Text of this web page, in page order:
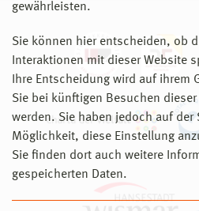
gewährleisten.
Sie können hier entscheiden, ob
Interaktionen mit dieser Website
Ihre Entscheidung wird auf ihrem
Sie bei künftigen Besuchen
werden. Sie haben jedoch auf der
Möglichkeit, diese Einstellung
Sie finden dort auch weitere
gespeicherten Daten.